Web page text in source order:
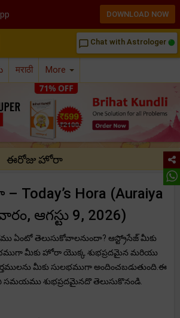
chat_bubble_outline Chat with Astrologer
मराठी More
ఈరోజు హోరా
Hora (Auraiya
ఆగస్టు 9, 2026)
ఏంటో తెలుసుకోవాలనుందా? ఆస్ట్రోసేజ్ మీకు
మీకు హోరా యొక్క శుభప్రదమైన మరియు
మీకు సులభముగా అందించబడుతుంది.ఈ
ఏ సమయము శుభప్రదమైనదొ తెలుసుకొనండి.
DOWNLOAD NOW